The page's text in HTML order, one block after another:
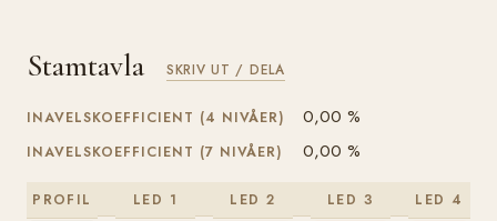
Stamtavla SKRIV UT / DELA
INAVELSKOEFFICIENT (4 NIVÅER) 0,00 %
INAVELSKOEFFICIENT (7 NIVÅER) 0,00 %
PROFIL LED 1 LED 2 LED 3 LED 4